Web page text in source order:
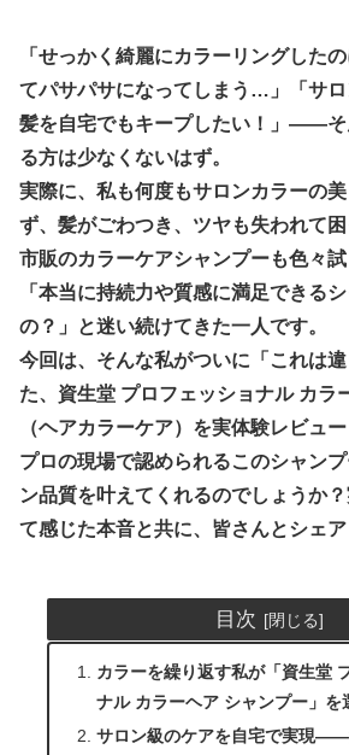
「せっかく綺麗にカラーリングした
てパサパサになってしまう…」「サ
髪を自宅でもキープしたい！」――そ
る方は少なくないはず。
実際に、私も何度もサロンカラーの
ず、髪がごわつき、ツヤも失われて困
市販のカラーケアシャンプーも色々試
「本当に持続力や質感に満足できる
の？」と迷い続けてきた一人です。
今回は、そんな私がついに「これは
た、 資生堂 プロフェッショナル カラ
（ヘアカラーケア） を実体験レビュー
プロの現場で認められるこのシャン
ン品質を叶えてくれるのでしょうか
て感じた本音と共に、皆さんとシェア
目次
カラーを繰り返す私が「資生堂
ナル カラーヘア シャンプー」を
サロン級のケアを自宅で実現――